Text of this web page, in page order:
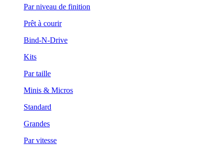
Par niveau de finition
Prêt à courir
Bind-N-Drive
Kits
Par taille
Minis & Micros
Standard
Grandes
Par vitesse